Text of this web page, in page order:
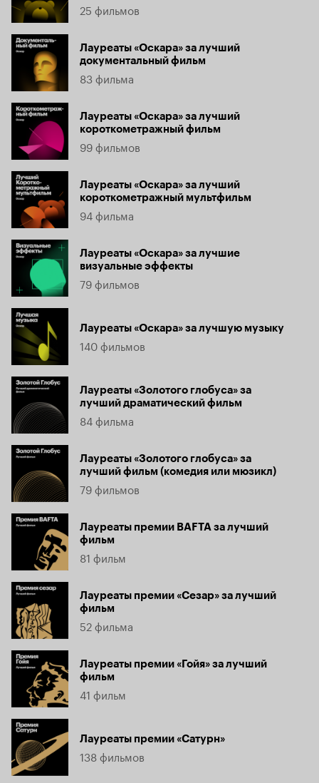
25 фильмов
Лауреаты «Оскара» за лучший
документальный фильм
83 фильма
Лауреаты «Оскара» за лучший
короткометражный фильм
99 фильмов
Лауреаты «Оскара» за лучший
короткометражный мультфильм
94 фильма
Лауреаты «Оскара» за лучшие
визуальные эффекты
79 фильмов
Лауреаты «Оскара» за лучшую музыку
140 фильмов
Лауреаты «Золотого глобуса» за
лучший драматический фильм
84 фильма
Лауреаты «Золотого глобуса» за
лучший фильм (комедия или мюзикл)
79 фильмов
Лауреаты премии BAFTA за лучший
фильм
81 фильм
Лауреаты премии «Сезар» за лучший
фильм
52 фильма
Лауреаты премии «Гойя» за лучший
фильм
41 фильм
Лауреаты премии «Сатурн»
138 фильмов